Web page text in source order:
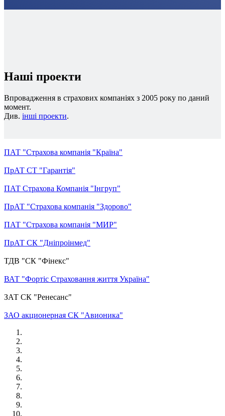
Наші проекти
Впровадження в страхових компаніях з 2005 року по даний
момент.
Див. інші проекти.
ПАТ "Страхова компанія "Країна"
ПрАТ СТ "Гарантія"
ПАТ Страхова Компанія "Інгруп"
ПрАТ "Страхова компанія "Здорово"
ПАТ "Страхова компанія "МИР"
ПрАТ СК "Дніпроінмед"
ТДВ "СК "Фiнекс"
ВАТ "Фортіс Страховання життя Україна"
ЗАТ СК "Ренесанс"
ЗАО акционерная СК "Авионика"